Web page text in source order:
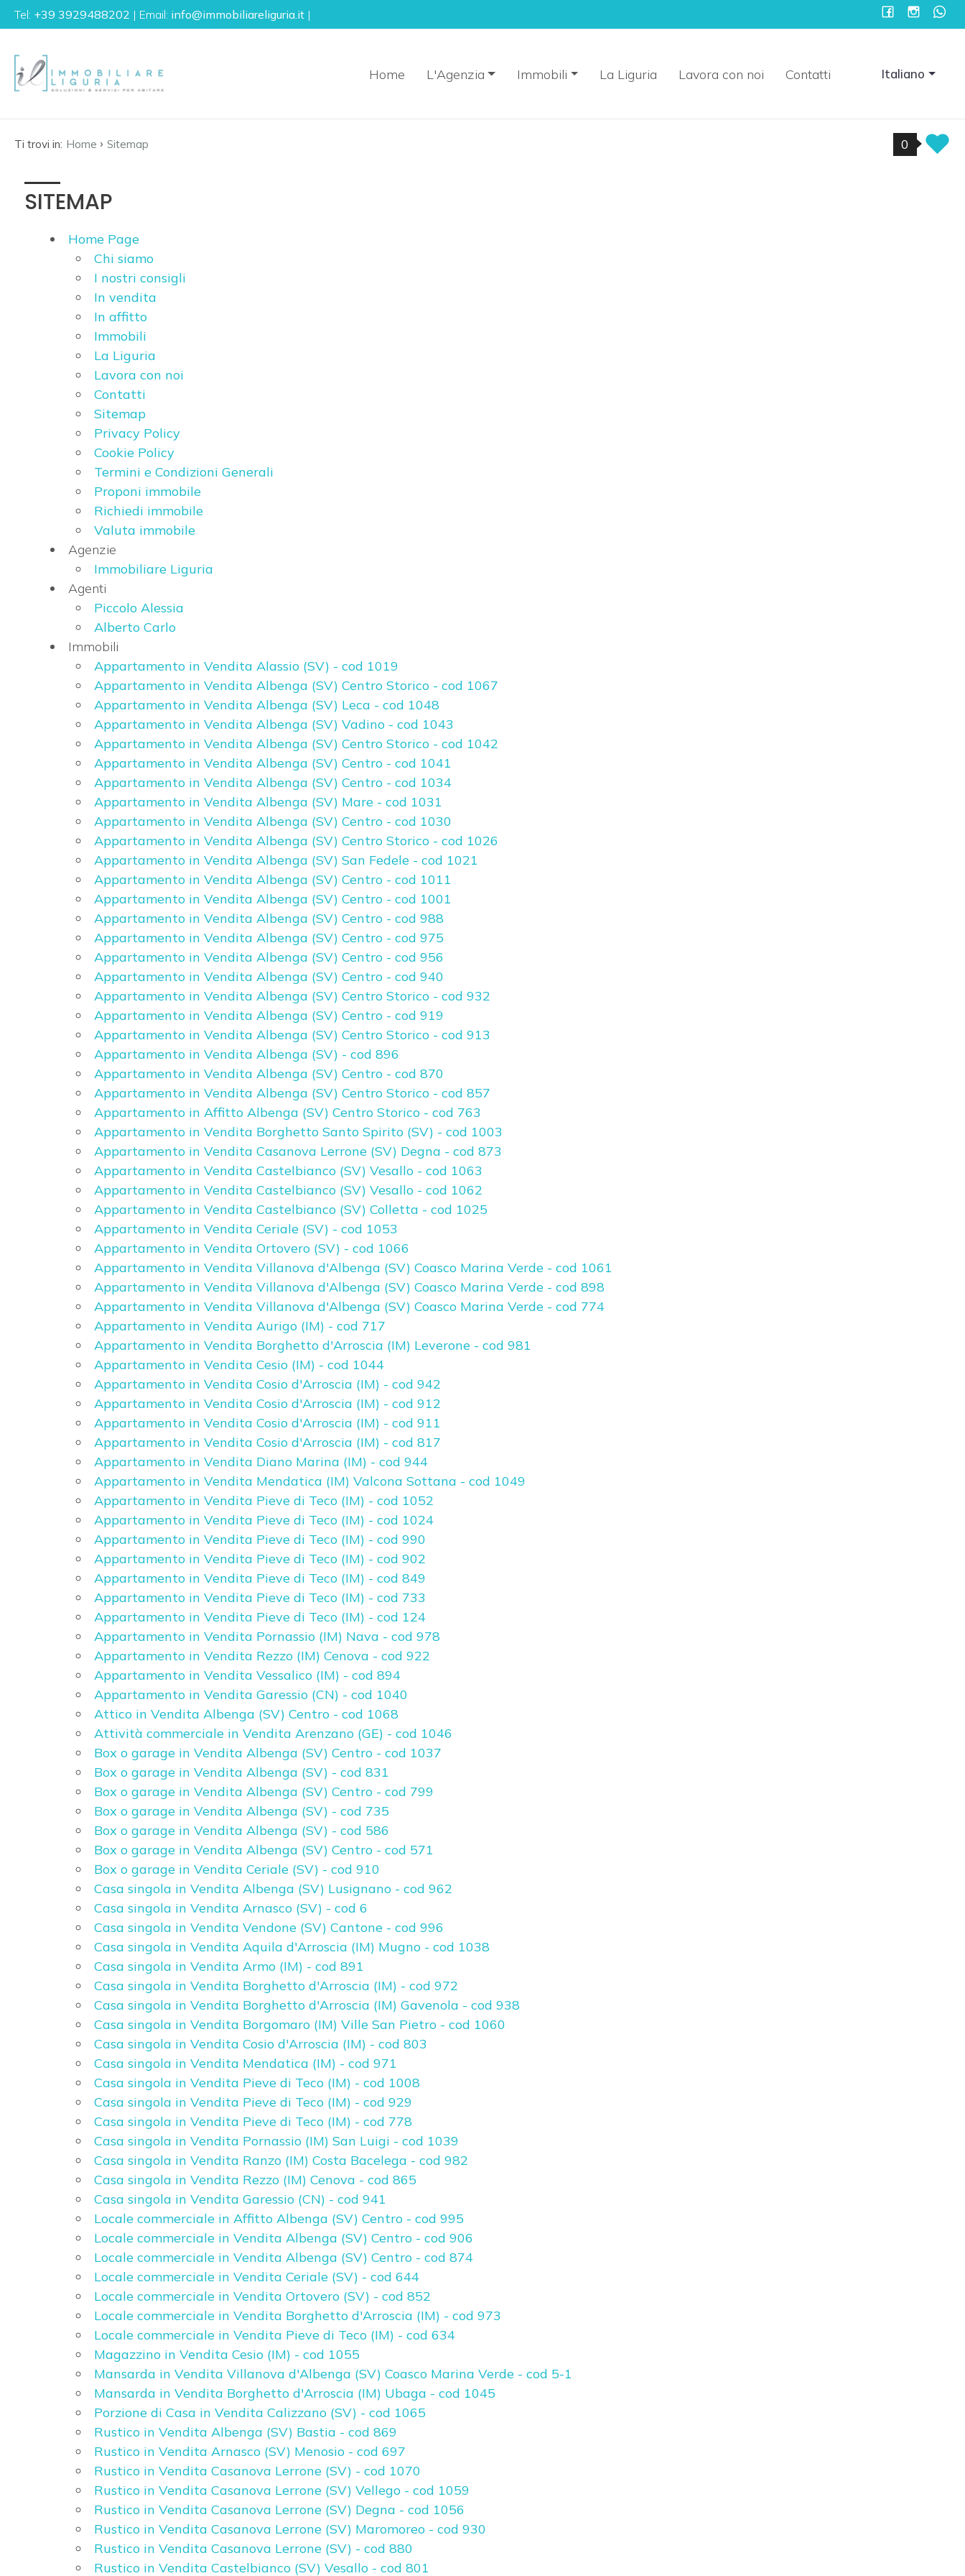
Tel: +39 3929488202 | Email: info@immobiliareliguria.it |
Home L'Agenzia Immobili La Liguria Lavora con noi Contatti Italiano
Ti trovi in: Home › Sitemap 0
SITEMAP
Home Page
Chi siamo
I nostri consigli
In vendita
In affitto
Immobili
La Liguria
Lavora con noi
Contatti
Sitemap
Privacy Policy
Cookie Policy
Termini e Condizioni Generali
Proponi immobile
Richiedi immobile
Valuta immobile
Agenzie
Immobiliare Liguria
Agenti
Piccolo Alessia
Alberto Carlo
Immobili
Appartamento in Vendita Alassio (SV) - cod 1019
Appartamento in Vendita Albenga (SV) Centro Storico - cod 1067
Appartamento in Vendita Albenga (SV) Leca - cod 1048
Appartamento in Vendita Albenga (SV) Vadino - cod 1043
Appartamento in Vendita Albenga (SV) Centro Storico - cod 1042
Appartamento in Vendita Albenga (SV) Centro - cod 1041
Appartamento in Vendita Albenga (SV) Centro - cod 1034
Appartamento in Vendita Albenga (SV) Mare - cod 1031
Appartamento in Vendita Albenga (SV) Centro - cod 1030
Appartamento in Vendita Albenga (SV) Centro Storico - cod 1026
Appartamento in Vendita Albenga (SV) San Fedele - cod 1021
Appartamento in Vendita Albenga (SV) Centro - cod 1011
Appartamento in Vendita Albenga (SV) Centro - cod 1001
Appartamento in Vendita Albenga (SV) Centro - cod 988
Appartamento in Vendita Albenga (SV) Centro - cod 975
Appartamento in Vendita Albenga (SV) Centro - cod 956
Appartamento in Vendita Albenga (SV) Centro - cod 940
Appartamento in Vendita Albenga (SV) Centro Storico - cod 932
Appartamento in Vendita Albenga (SV) Centro - cod 919
Appartamento in Vendita Albenga (SV) Centro Storico - cod 913
Appartamento in Vendita Albenga (SV) - cod 896
Appartamento in Vendita Albenga (SV) Centro - cod 870
Appartamento in Vendita Albenga (SV) Centro Storico - cod 857
Appartamento in Affitto Albenga (SV) Centro Storico - cod 763
Appartamento in Vendita Borghetto Santo Spirito (SV) - cod 1003
Appartamento in Vendita Casanova Lerrone (SV) Degna - cod 873
Appartamento in Vendita Castelbianco (SV) Vesallo - cod 1063
Appartamento in Vendita Castelbianco (SV) Vesallo - cod 1062
Appartamento in Vendita Castelbianco (SV) Colletta - cod 1025
Appartamento in Vendita Ceriale (SV) - cod 1053
Appartamento in Vendita Ortovero (SV) - cod 1066
Appartamento in Vendita Villanova d'Albenga (SV) Coasco Marina Verde - cod 1061
Appartamento in Vendita Villanova d'Albenga (SV) Coasco Marina Verde - cod 898
Appartamento in Vendita Villanova d'Albenga (SV) Coasco Marina Verde - cod 774
Appartamento in Vendita Aurigo (IM) - cod 717
Appartamento in Vendita Borghetto d'Arroscia (IM) Leverone - cod 981
Appartamento in Vendita Cesio (IM) - cod 1044
Appartamento in Vendita Cosio d'Arroscia (IM) - cod 942
Appartamento in Vendita Cosio d'Arroscia (IM) - cod 912
Appartamento in Vendita Cosio d'Arroscia (IM) - cod 911
Appartamento in Vendita Cosio d'Arroscia (IM) - cod 817
Appartamento in Vendita Diano Marina (IM) - cod 944
Appartamento in Vendita Mendatica (IM) Valcona Sottana - cod 1049
Appartamento in Vendita Pieve di Teco (IM) - cod 1052
Appartamento in Vendita Pieve di Teco (IM) - cod 1024
Appartamento in Vendita Pieve di Teco (IM) - cod 990
Appartamento in Vendita Pieve di Teco (IM) - cod 902
Appartamento in Vendita Pieve di Teco (IM) - cod 849
Appartamento in Vendita Pieve di Teco (IM) - cod 733
Appartamento in Vendita Pieve di Teco (IM) - cod 124
Appartamento in Vendita Pornassio (IM) Nava - cod 978
Appartamento in Vendita Rezzo (IM) Cenova - cod 922
Appartamento in Vendita Vessalico (IM) - cod 894
Appartamento in Vendita Garessio (CN) - cod 1040
Attico in Vendita Albenga (SV) Centro - cod 1068
Attività commerciale in Vendita Arenzano (GE) - cod 1046
Box o garage in Vendita Albenga (SV) Centro - cod 1037
Box o garage in Vendita Albenga (SV) - cod 831
Box o garage in Vendita Albenga (SV) Centro - cod 799
Box o garage in Vendita Albenga (SV) - cod 735
Box o garage in Vendita Albenga (SV) - cod 586
Box o garage in Vendita Albenga (SV) Centro - cod 571
Box o garage in Vendita Ceriale (SV) - cod 910
Casa singola in Vendita Albenga (SV) Lusignano - cod 962
Casa singola in Vendita Arnasco (SV) - cod 6
Casa singola in Vendita Vendone (SV) Cantone - cod 996
Casa singola in Vendita Aquila d'Arroscia (IM) Mugno - cod 1038
Casa singola in Vendita Armo (IM) - cod 891
Casa singola in Vendita Borghetto d'Arroscia (IM) - cod 972
Casa singola in Vendita Borghetto d'Arroscia (IM) Gavenola - cod 938
Casa singola in Vendita Borgomaro (IM) Ville San Pietro - cod 1060
Casa singola in Vendita Cosio d'Arroscia (IM) - cod 803
Casa singola in Vendita Mendatica (IM) - cod 971
Casa singola in Vendita Pieve di Teco (IM) - cod 1008
Casa singola in Vendita Pieve di Teco (IM) - cod 929
Casa singola in Vendita Pieve di Teco (IM) - cod 778
Casa singola in Vendita Pornassio (IM) San Luigi - cod 1039
Casa singola in Vendita Ranzo (IM) Costa Bacelega - cod 982
Casa singola in Vendita Rezzo (IM) Cenova - cod 865
Casa singola in Vendita Garessio (CN) - cod 941
Locale commerciale in Affitto Albenga (SV) Centro - cod 995
Locale commerciale in Vendita Albenga (SV) Centro - cod 906
Locale commerciale in Vendita Albenga (SV) Centro - cod 874
Locale commerciale in Vendita Ceriale (SV) - cod 644
Locale commerciale in Vendita Ortovero (SV) - cod 852
Locale commerciale in Vendita Borghetto d'Arroscia (IM) - cod 973
Locale commerciale in Vendita Pieve di Teco (IM) - cod 634
Magazzino in Vendita Cesio (IM) - cod 1055
Mansarda in Vendita Villanova d'Albenga (SV) Coasco Marina Verde - cod 5-1
Mansarda in Vendita Borghetto d'Arroscia (IM) Ubaga - cod 1045
Porzione di Casa in Vendita Calizzano (SV) - cod 1065
Rustico in Vendita Albenga (SV) Bastia - cod 869
Rustico in Vendita Arnasco (SV) Menosio - cod 697
Rustico in Vendita Casanova Lerrone (SV) - cod 1070
Rustico in Vendita Casanova Lerrone (SV) Vellego - cod 1059
Rustico in Vendita Casanova Lerrone (SV) Degna - cod 1056
Rustico in Vendita Casanova Lerrone (SV) Maromoreo - cod 930
Rustico in Vendita Casanova Lerrone (SV) - cod 880
Rustico in Vendita Castelbianco (SV) Vesallo - cod 801
EN
FR
L'AGENZIA
IMMOBILI
LAVORA
CONTATTI
Codice
Qualsiasi
Provincia
Qualsiasi
Residenziali
Commerciali
Qualsiasi
Qualsiasi
Posto auto/Box
Ascensore
Arredato
Nuova costruzione